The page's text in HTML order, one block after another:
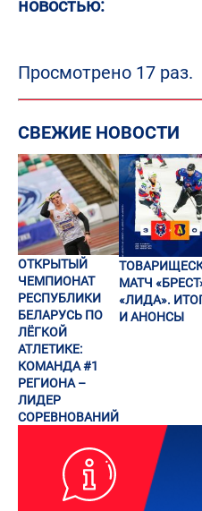
новостью:
Просмотрено 17 раз.
СВЕЖИЕ НОВОСТИ
ОТКРЫТЫЙ
ЧЕМПИОНАТ
РЕСПУБЛИКИ
БЕЛАРУСЬ ПО
ЛЁГКОЙ
АТЛЕТИКЕ:
КОМАНДА #1
РЕГИОНА –
ЛИДЕР
СОРЕВНОВАНИЙ
МАТЧ
«ЛИДА».
И АНОНСЫ